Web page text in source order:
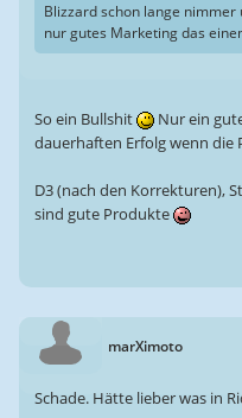
Blizzard schon lange nimmer
nur gutes Marketing das
So ein Bullshit
Nur ein
dauerhaften Erfolg wenn die
D3 (nach den Korrekturen),
sind gute Produkte
marXimoto
Schade. Hätte lieber was in